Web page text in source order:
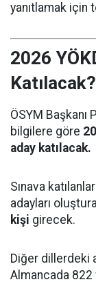
yanıtlamak için
2026
Katılacak?
ÖSYM Başkanı
bilgilere göre
aday katılacak.
Sınava
adayları
kişi girecek.
Diğer dillerdeki
Almancada 822